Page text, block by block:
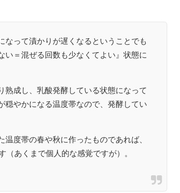
って漬かりが遅くなるということでも
い＝混ぜる回数も少なくてよい』状態に
成し、乳酸発酵している状態になって
やかになる温度帯なので、発酵してい
度帯の春や秋に作ったものであれば、
あくまで個人的な感覚ですが）。